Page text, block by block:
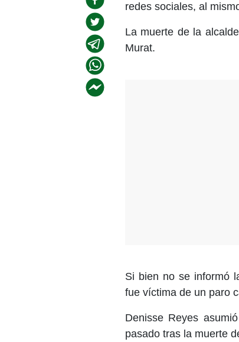
redes sociales, al
La muerte de la
Murat.
Si bien no se informó
fue víctima de un paro
Denisse Reyes
pasado tras la muerte